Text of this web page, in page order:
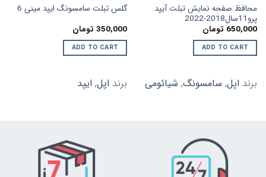
محافظ صفحه نمایش تبلت آیپد
پرو11سال2018-2022
650,000 تومان
ADD TO CART
برند اپل, سامسونگ, شیائومی
گلس تبلت سامسونگ ایپد مینی 6
350,000 تومان
ADD TO CART
برند اپل, ایپد